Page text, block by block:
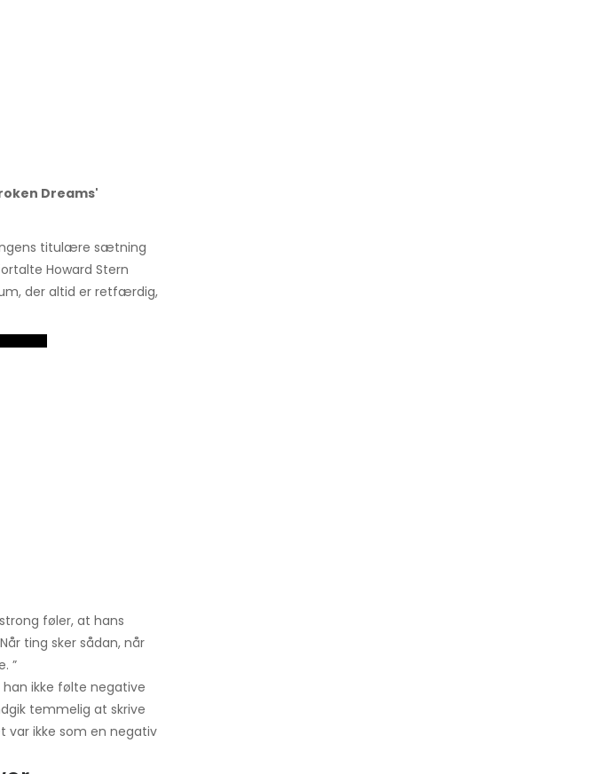
Dreams'
titulære sætning
Howard Stern
der altid er retfærdig,
føler, at hans
ting sker sådan, når
”
han ikke følte negative
temmelig at skrive
var ikke som en negativ